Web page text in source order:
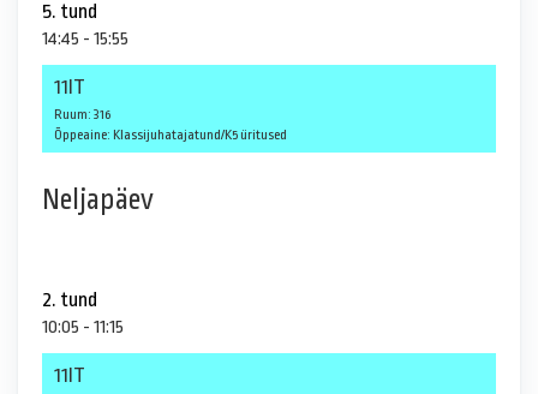
5. tund
14:45 - 15:55
11IT
Ruum: 316
Õppeaine: Klassijuhatajatund/K5 üritused
Neljapäev
2. tund
10:05 - 11:15
11IT